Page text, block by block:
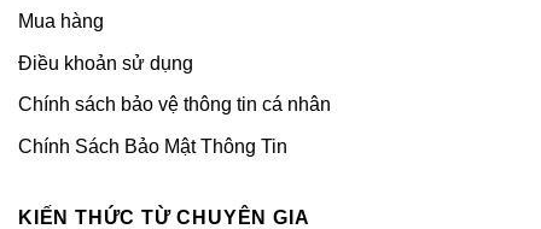
Mua hàng
Điều khoản sử dụng
Chính sách bảo vệ thông tin cá nhân
Chính Sách Bảo Mật Thông Tin
KIẾN THỨC TỪ CHUYÊN GIA